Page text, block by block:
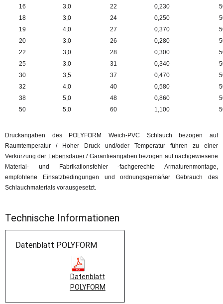
16
3,0 22 0,230
18
3,0 24 0,250
19
4,0 27 0,370
20
3,0 26 0,280
22
3,0 28 0,300
25
3,0 31 0,340
30
3,5 37 0,470
32
4,0 40 0,580
38
5,0 48 0,860
50
5,0 60 1,100
Druckangaben des POLYFORM Weich-PVC Schlauch bezogen auf
Raumtemperatur / Hoher Druck und/oder Temperatur führen zu einer
Verkürzung der Lebensdauer/ Garantieangaben bezogen auf nachgewiesene
Material- und Fabrikationsfehler -fachgerechte Armaturenmontage,
empfohlene Einsatzbedingungen und ordnungsgemäßer Gebrauch des
Schlauchmaterials vorausgesetzt.
Technische Informationen
Datenblatt POLYFORM
Datenblatt
POLYFORM